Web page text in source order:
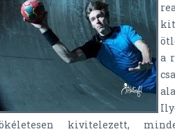
a
kivitelezett,